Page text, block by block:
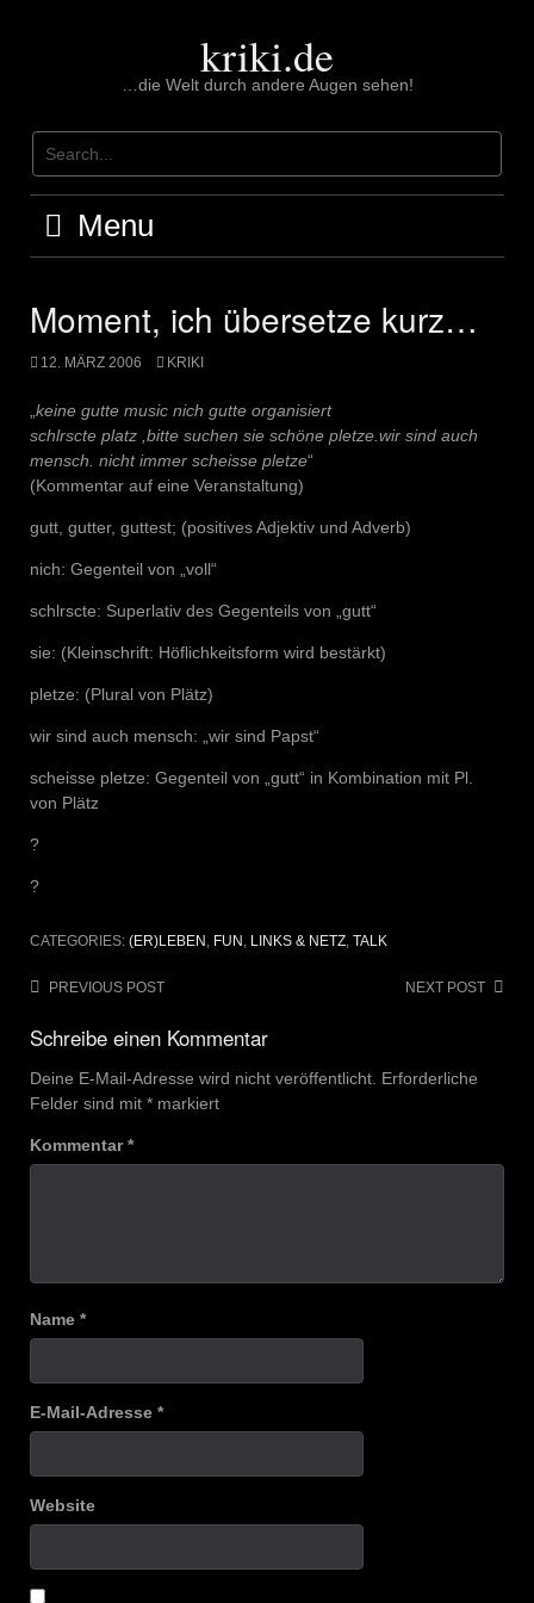
kriki.de
…die Welt durch andere Augen sehen!
Menu
Moment, ich übersetze kurz…
12. MÄRZ 2006 KRIKI
„keine gutte music nich gutte organisiert
schlrscte platz ,bitte suchen sie schöne pletze.wir sind auch
mensch. nicht immer scheisse pletze“
(Kommentar auf eine Veranstaltung)
gutt, gutter, guttest; (positives Adjektiv und Adverb)
nich: Gegenteil von „voll“
schlrscte: Superlativ des Gegenteils von „gutt“
sie: (Kleinschrift: Höflichkeitsform wird bestärkt)
pletze: (Plural von Plätz)
wir sind auch mensch: „wir sind Papst“
scheisse pletze: Gegenteil von „gutt“ in Kombination mit Pl.
von Plätz
?
?
CATEGORIES: (ER)LEBEN , FUN , LINKS & NETZ, TALK
Post
navigation
PREVIOUS POST NEXT POST
Schreibe einen Kommentar
Deine E-Mail-Adresse wird nicht veröffentlicht. Erforderliche
Felder sind mit * markiert
Kommentar*
Name *
E-Mail-Adresse *
Website